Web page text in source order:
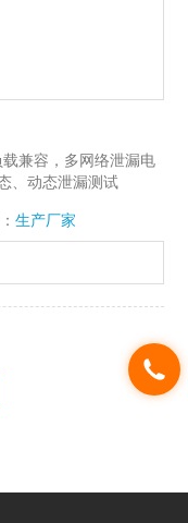
兼容，多网络泄漏电
、动态泄漏测试
生产厂家